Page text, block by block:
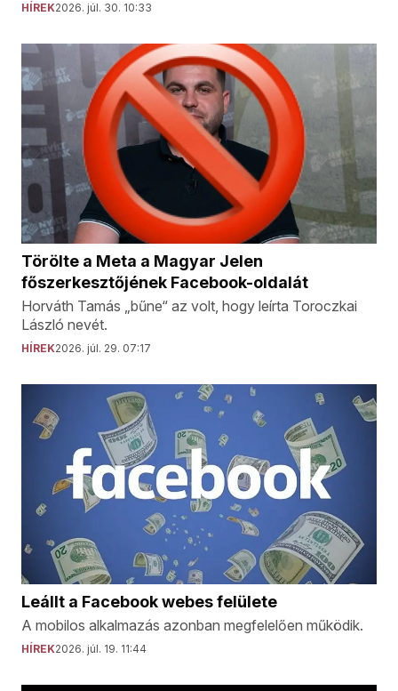
HÍREK2026. júl. 30. 10:33
Törölte a Meta a Magyar Jelen
főszerkesztőjének Facebook-oldalát
Horváth Tamás „bűne“ az volt, hogy leírta Toroczkai
László nevét.
HÍREK2026. júl. 29. 07:17
Leállt a Facebook webes felülete
A mobilos alkalmazás azonban megfelelően működik.
HÍREK2026. júl. 19. 11:44